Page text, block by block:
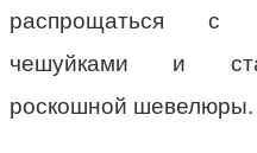
распрощаться с
чешуйками и
роскошной шевелюры.